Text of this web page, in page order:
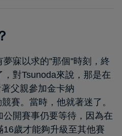
寐以求的''那個''時刻，終
對Tsunoda來說，那是在
父親參加金卡納
賽。當時，他就著迷了。
開賽事仍要等待，因為在
16歲才能夠升級至其他賽